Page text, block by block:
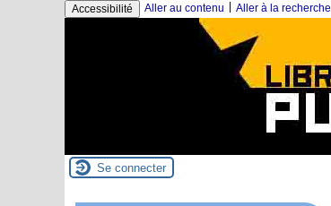
Accessibilité Aller au contenu Aller à la recherche
Se connecter